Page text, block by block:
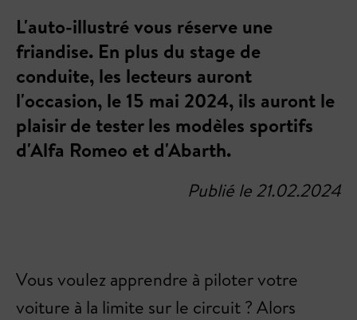
L'auto-illustré vous réserve une
friandise. En plus du stage de
conduite, les lecteurs auront
l'occasion, le 15 mai 2024, ils auront le
plaisir de tester les modèles sportifs
d'Alfa Romeo et d'Abarth.
Publié le 21.02.2024
Vous voulez apprendre à piloter votre
voiture à la limite sur le circuit ? Alors